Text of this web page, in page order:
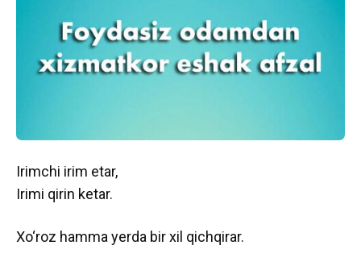
Irimchi irim etar,
Irimi qirin ketar.
Xo‘roz hamma yerda bir xil qichqirar.